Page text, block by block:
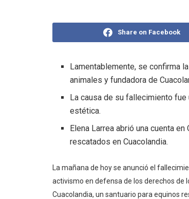
Share on Facebook
Lamentablemente, se confirma
animales y fundadora de
La causa de su fallecimiento
estética.
Elena Larrea abrió una cuenta
rescatados en Cuacolandia.
La mañana de hoy se anunció el
activismo en defensa de los derechos de
Cuacolandia, un santuario para equinos